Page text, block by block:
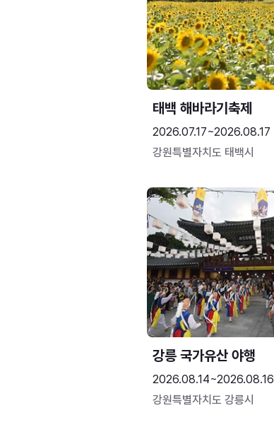
태백 해바라기축제
2026.07.17~2026.08.17
강원특별자치도 태백시
강릉 국가유산 야행
2026.08.14~2026.08.16
강원특별자치도 강릉시